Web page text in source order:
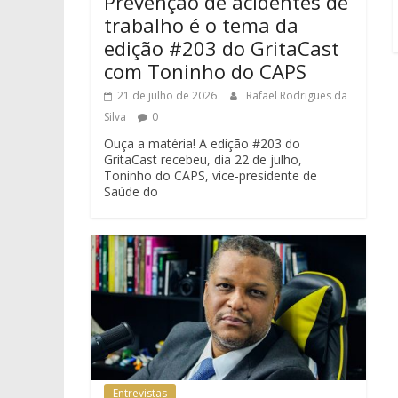
trabalho é o tema da
edição #203 do GritaCast
com Toninho do CAPS
21 de julho de 2026
Rafael Rodrigues da
Silva
0
Ouça a matéria! A edição #203 do
GritaCast recebeu, dia 22 de julho,
Toninho do CAPS, vice-presidente de
Saúde do
Entrevistas